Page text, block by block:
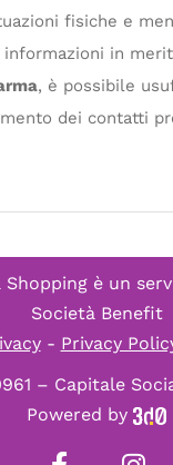
fisiche e
informazioni in
, è possibile
dei contatti
Shopping è un
Società Benefit
- Privacy
– Capitale
Powered by